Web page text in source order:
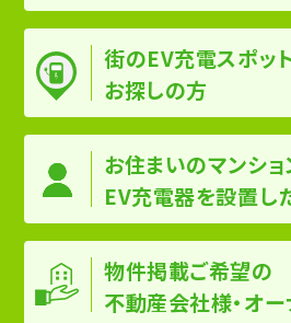
街のEV充電スポッ
お探しの方
お住まいのマンショ
EV充電器を設置し
物件掲載ご希望の
不動産会社様・オ